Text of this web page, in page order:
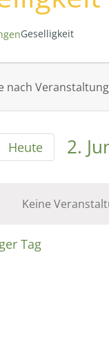
Geselligkeit
Keine
Heute
2.
Tag